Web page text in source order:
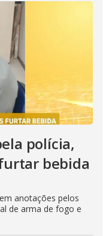
polícia,
bebida
anotações pelos
de arma de fogo e